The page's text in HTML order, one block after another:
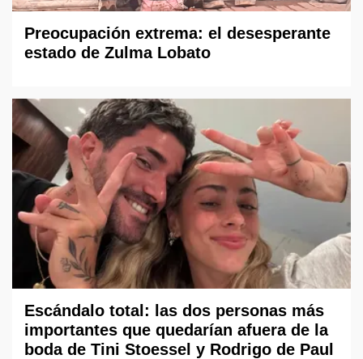
Preocupación extrema: el desesperante
estado de Zulma Lobato
Escándalo total: las dos personas más
importantes que quedarían afuera de la
boda de Tini Stoessel y Rodrigo de Paul